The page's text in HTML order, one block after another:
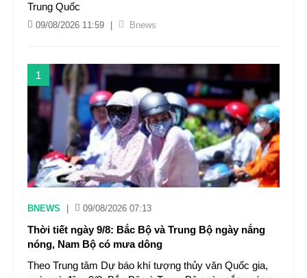
Trung Quốc
09/08/2026 11:59 Bnews
1
BNEWS 09/08/2026 07:13
Thời tiết ngày 9/8: Bắc Bộ và Trung Bộ ngày nắng
nóng, Nam Bộ có mưa dông
Theo Trung tâm Dự báo khí tượng thủy văn Quốc gia,